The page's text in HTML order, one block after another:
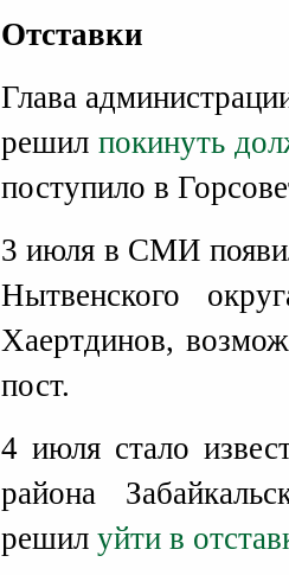
Отставки
Глава
решил покинуть
поступило в
3 июля в СМИ
Нытвенского
Хаертдинов,
пост.
4 июля стало
района
решил уйти в